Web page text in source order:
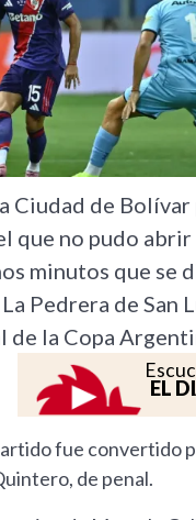
Ciudad de Bolívar
que no pudo
minutos que se
Pedrera de San
de la Copa
EL
fue convertido
de penal.